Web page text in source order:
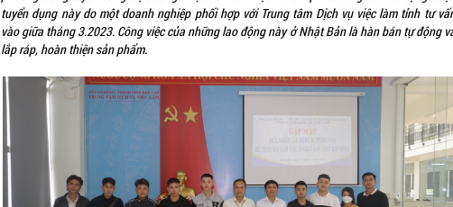
tuyển dụng này do một doanh nghiệp phối hợp với Trung tâm Dịch vụ việc làm tỉnh tư
vào giữa tháng 3.2023. Công việc của những lao động này ở Nhật Bản là hàn bán tự động
lắp ráp, hoàn thiện sản phẩm.